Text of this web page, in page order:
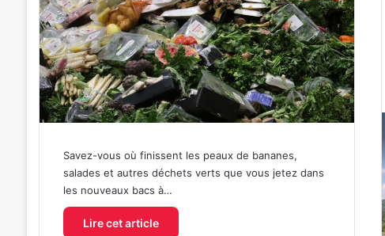
Savez-vous où finissent les peaux de bananes,
salades et autres déchets verts que vous jetez dans
les nouveaux bacs à…
Lire cet article